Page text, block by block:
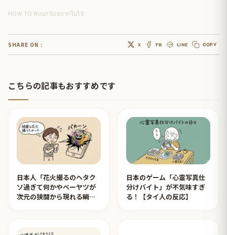
HOW TO พับนกน้อยจากใบไม้
SHARE ON : X FB LINE COPY
こちらの記事もおすすめです
日本人「花火撮るのヘタク
ソ過ぎて何かやベーヤツが
次元の狭間から現れる瞬間
日本のゲーム「心霊写真仕
分けバイト」が不気味すぎ
る！【タイ人の反応】